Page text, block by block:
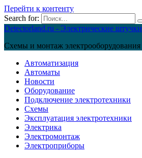
Перейти к контенту
Search for:
Detectorland.ru - Электрические штучки
Схемы и монтаж электрооборудования
Автоматизация
Автоматы
Новости
Оборудование
Подключение электротехники
Схемы
Эксплуатация электротехники
Электрика
Электромонтаж
Электроприборы